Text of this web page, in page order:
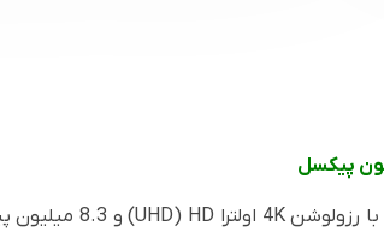
با رزولوشن4K اولترا HD
(
UHD) و 8.3 میلیون پیکسل مجزا برای هر فریم در کنار فناوری